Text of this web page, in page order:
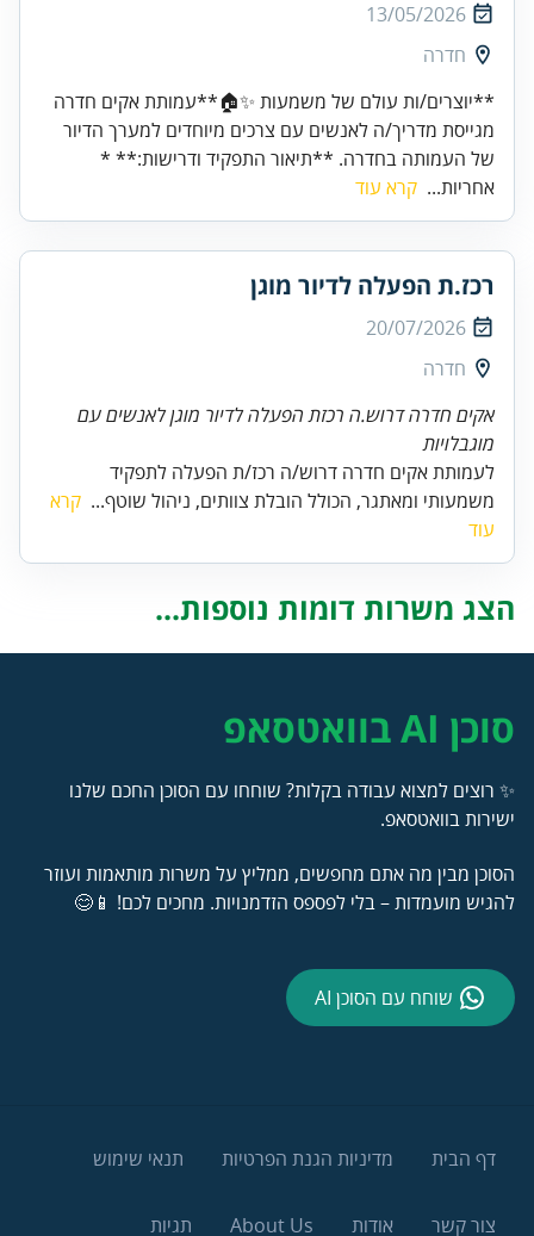
13/05/2026
חדרה
**יוצרים/ות עולם של משמעות ✨🏠**עמותת אקים חדרה
מגייסת מדריך/ה לאנשים עם צרכים מיוחדים למערך הדיור
של העמותה בחדרה. **תיאור התפקיד ודרישות:** *
אחריות... קרא עוד
רכז.ת הפעלה לדיור מוגן
20/07/2026
חדרה
אקים חדרה דרוש.ה רכזת הפעלה לדיור מוגן לאנשים עם
מוגבלויות
לעמותת אקים חדרה דרוש/ה רכז/ת הפעלה לתפקיד
משמעותי ומאתגר, הכולל הובלת צוותים, ניהול שוטף... קרא
עוד
הצג משרות דומות נוספות...
סוכן AI בוואטסאפ
✨ רוצים למצוא עבודה בקלות? שוחחו עם הסוכן החכם שלנו
ישירות בוואטסאפ.
הסוכן מבין מה אתם מחפשים, ממליץ על משרות מותאמות ועוזר
להגיש מועמדות – בלי לפספס הזדמנויות. מחכים לכם! 📱😊
שוחח עם הסוכן AI
דף הבית מדיניות הגנת הפרטיות תנאי שימוש
צור קשר אודות About Us תגיות